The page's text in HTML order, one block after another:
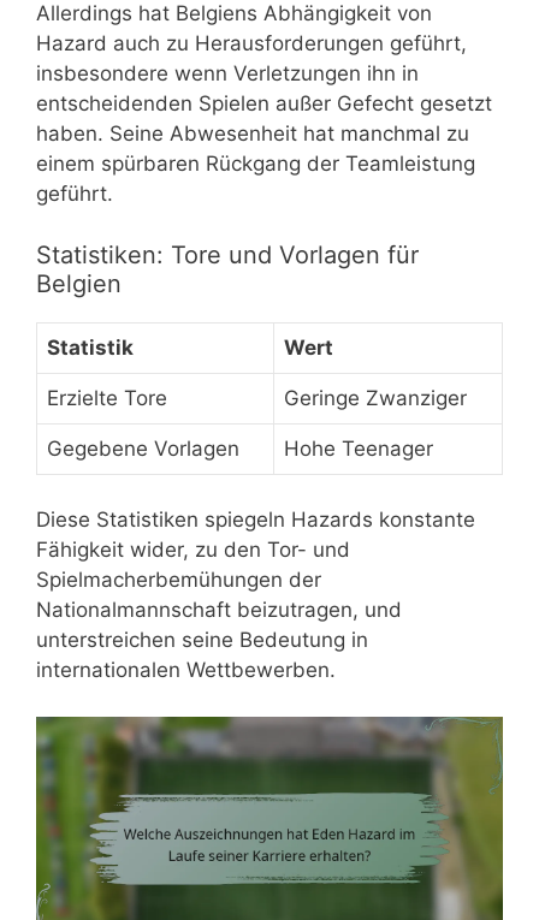
Allerdings hat Belgiens Abhängigkeit von
Hazard auch zu Herausforderungen geführt,
insbesondere wenn Verletzungen ihn in
entscheidenden Spielen außer Gefecht gesetzt
haben. Seine Abwesenheit hat manchmal zu
einem spürbaren Rückgang der Teamleistung
geführt.
Statistiken: Tore und Vorlagen für
Belgien
Statistik Wert
Erzielte Tore Geringe Zwanziger
Gegebene Vorlagen Hohe Teenager
Diese Statistiken spiegeln Hazards konstante
Fähigkeit wider, zu den Tor- und
Spielmacherbemühungen der
Nationalmannschaft beizutragen, und
unterstreichen seine Bedeutung in
internationalen Wettbewerben.